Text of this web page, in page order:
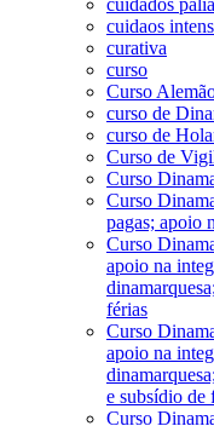
cuidaos
curativa
curso
Curso
curso de
curso de
Curso de
Curso
Curso
pagas; apoio
Curso
apoio na
férias
Curso
apoio na
e subsídio de
Curso